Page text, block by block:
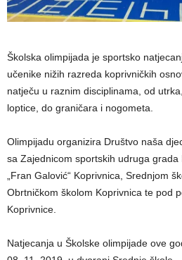
Školska olimpijada je sportsko
učenike nižih razreda koprivničkih
natječu u raznim disciplinama, od
loptice, do graničara i nogometa.
Olimpijadu organizira Društvo naša
sa Zajednicom sportskih udruga grada
„Fran Galović“ Koprivnica, Srednjom
Obrtničkom školom Koprivnica te pod
Koprivnice.
Natjecanja u Školske olimpijade ove